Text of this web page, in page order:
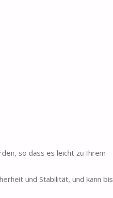
so dass es leicht zu Ihrem
und Stabilität, und kann bis